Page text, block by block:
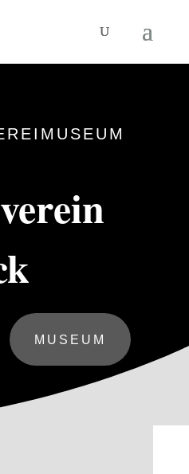
MUSEUM